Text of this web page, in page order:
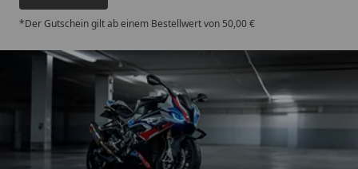
*Der Gutschein gilt ab einem Bestellwert von 50,00 €
Trusted Shops
4,85/ 5